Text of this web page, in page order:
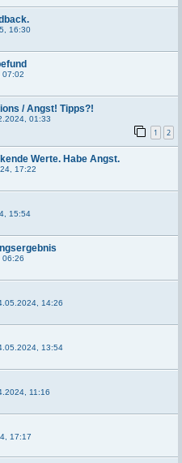
16:30
07:02
/ Angst! Tipps?!
01:33
1 2
Werte. Habe Angst.
17:22
15:54
06:26
14:26
13:54
11:16
17:17